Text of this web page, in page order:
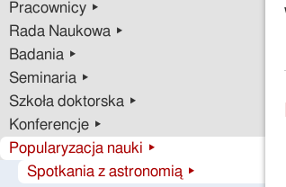
Pracownicy ▸
Rada Naukowa ▸
Badania ▸
Seminaria ▸
Szkoła doktorska ▸
Konferencje ▸
Popularyzacja nauki ▸
Spotkania z astronomią ▸